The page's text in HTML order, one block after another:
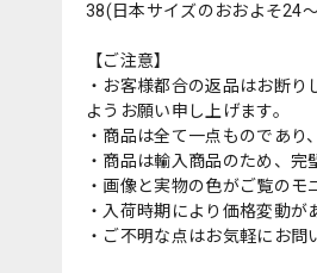
38(日本サイズのおおよそ24
【ご注意】
・お客様都合の返品はお断
ようお願い申し上げます。
・商品は全て一点ものであり
・商品は輸入商品のため、完
・画像と実物の色がご覧のモ
・入荷時期により価格変動が
・ご不明な点はお気軽にお問